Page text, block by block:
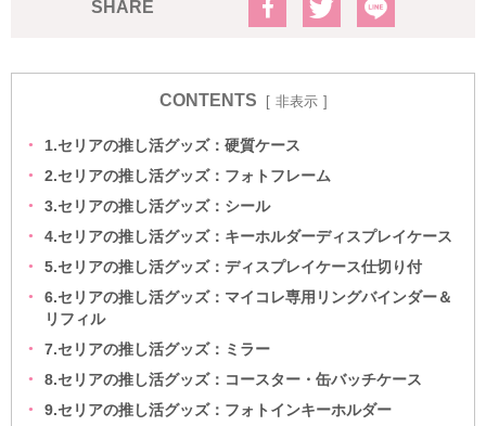
SHARE
CONTENTS 非表示
1.セリアの推し活グッズ：硬質ケース
2.セリアの推し活グッズ：フォトフレーム
3.セリアの推し活グッズ：シール
4.セリアの推し活グッズ：キーホルダーディスプレイケース
5.セリアの推し活グッズ：ディスプレイケース仕切り付
6.セリアの推し活グッズ：マイコレ専用リングバインダー＆
リフィル
7.セリアの推し活グッズ：ミラー
8.セリアの推し活グッズ：コースター・缶バッチケース
9.セリアの推し活グッズ：フォトインキーホルダー